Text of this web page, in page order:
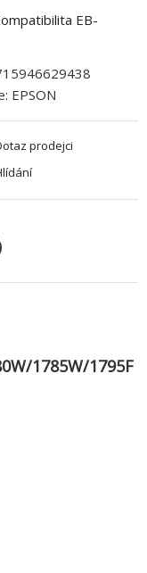
EB-
EPSON
prodejci
1785W/1795F